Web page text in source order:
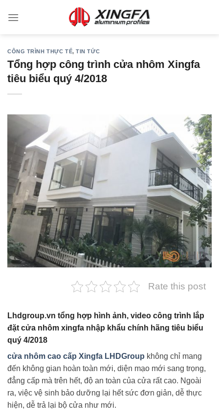
CÔNG TRÌNH THỰC TẾ,TIN TỨC
Tổng hợp công trình cửa nhôm Xingfa
tiêu biểu quý 4/2018
Rate this post
Lhdgroup.vn tổng hợp hình ảnh, video công trình lắp
đặt cửa nhôm xingfa nhập khẩu chính hãng tiêu biểu
quý 4/2018
cửa nhôm cao cấp Xingfa LHDGroup không chỉ mang
đến không gian hoàn toàn mới, diện mạo mới sang trọng,
đẳng cấp mà trên hết, độ an toàn của cửa rất cao. Ngoài
ra, việc vệ sinh bảo dưỡng lại hết sức đơn giản, dễ thực
hiện, dễ trả lại bộ cửa như mới.